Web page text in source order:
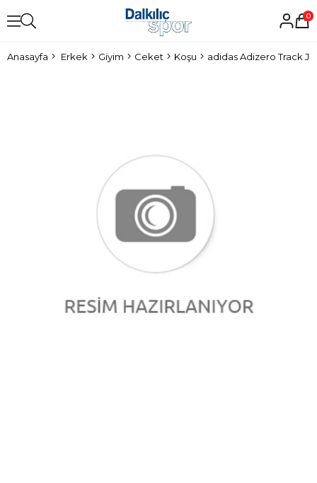
0
Anasayfa Erkek Giyim Ceket Koşu adidas Adizero Track